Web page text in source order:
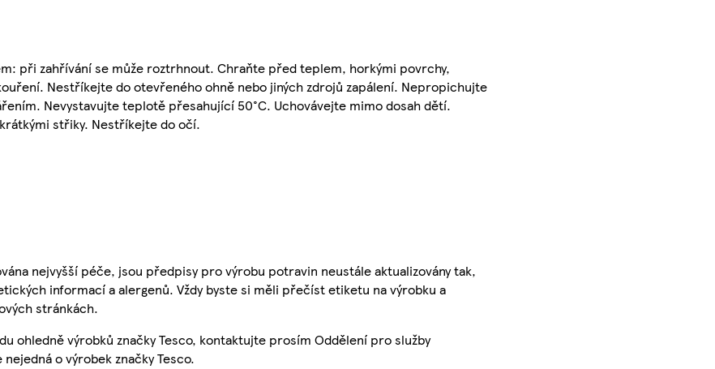
při zahřívání se může roztrhnout. Chraňte před teplem, horkými povrchy,
Nestříkejte do otevřeného ohně nebo jiných zdrojů zapálení. Nepropichujte
Nevystavujte teplotě přesahující 50°C. Uchovávejte mimo dosah dětí.
střiky. Nestříkejte do očí.
nejvyšší péče, jsou předpisy pro výrobu potravin neustále aktualizovány tak,
informací a alergenů. Vždy byste si měli přečíst etiketu na výrobku a
stránkách.
ohledně výrobků značky Tesco, kontaktujte prosím Oddělení pro služby
o výrobek značky Tesco.